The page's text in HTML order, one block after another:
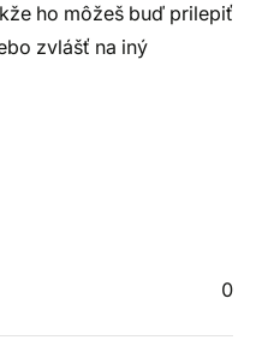
ho môžeš buď prilepiť
zvlášť na iný
0